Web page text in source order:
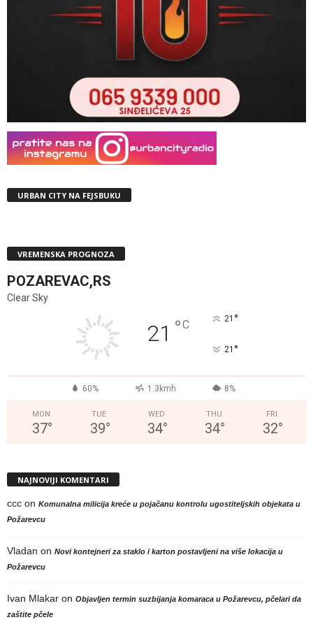
URBAN CITY NA FEJSBUKU
VREMENSKA PROGNOZA
POZAREVAC,RS
Clear Sky
21 °C 21 °
21 °
60% 1.3kmh 8%
MON
37°
TUE
39°
WED
34°
THU
34°
FRI
32°
NAJNOVIJI KOMENTARI
ccc on Komunalna milicija kreće u pojačanu kontrolu ugostiteljskih objekata u
Požarevcu
Vladan on Novi kontejneri za staklo i karton postavljeni na više lokacija u
Požarevcu
Ivan Mlakar on Objavljen termin suzbijanja komaraca u Požarevcu, pčelari da
zaštite pčele